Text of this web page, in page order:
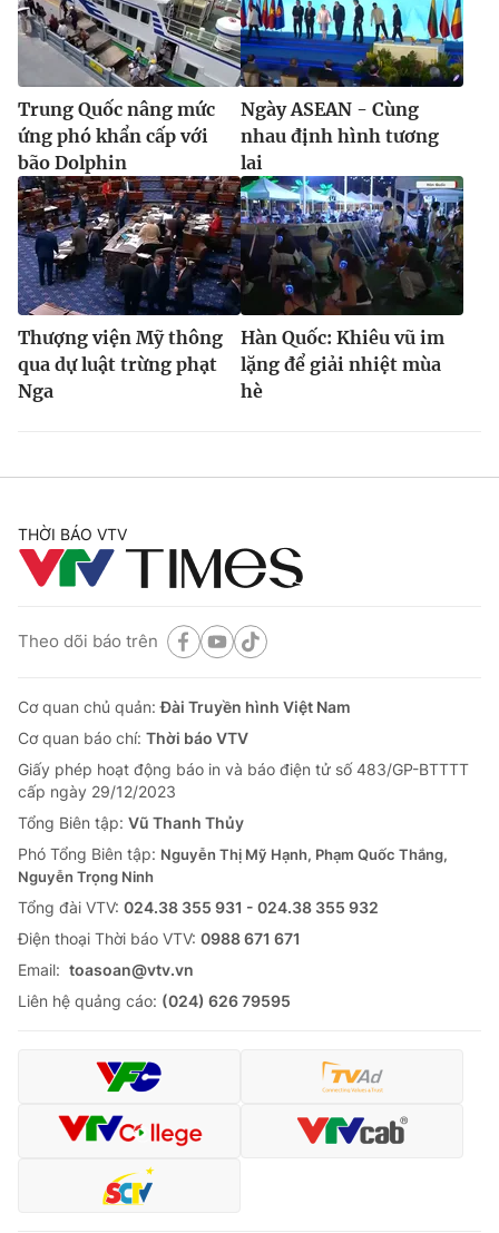
Trung Quốc nâng mức
ứng phó khẩn cấp với
bão Dolphin
Ngày ASEAN - Cùng
nhau định hình tương
lai
Thượng viện Mỹ thông
qua dự luật trừng phạt
Nga
Hàn Quốc: Khiêu vũ im
lặng để giải nhiệt mùa
hè
THỜI BÁO VTV
Theo dõi báo trên
Cơ quan chủ quản:Đài Truyền hình Việt Nam
Cơ quan báo chí: Thời báo VTV
Giấy phép hoạt động báo in và báo điện tử số 483/GP-BTTTT
cấp ngày 29/12/2023
Tổng Biên tập: Vũ Thanh Thủy
Phó Tổng Biên tập: Nguyễn Thị Mỹ Hạnh, Phạm Quốc Thắng,
Nguyễn Trọng Ninh
Tổng đài VTV: 024.38 355 931 - 024.38 355 932
Ðiện thoại Thời báo VTV: 0988 671 671
Email: toasoan@vtv.vn
Liên hệ quảng cáo: (024) 626 79595